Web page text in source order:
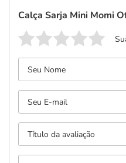
Calça Sarja Mini Momi